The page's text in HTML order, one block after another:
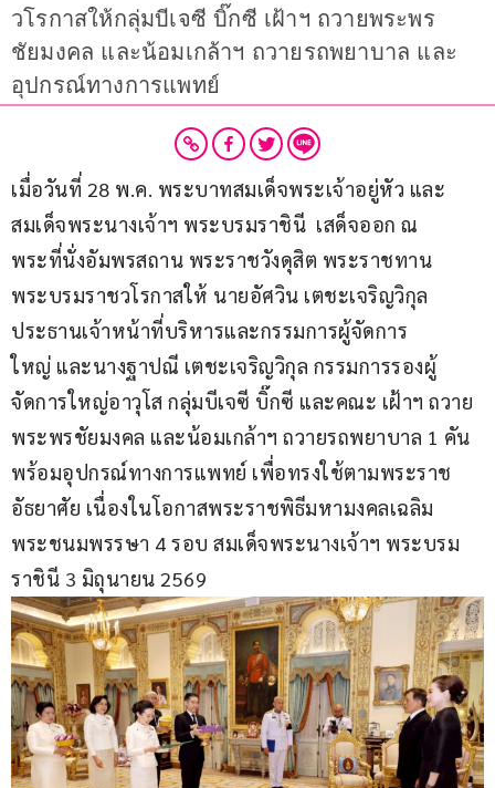
วโรกาสให้กลุ่มบีเจซี บิ๊กซี เฝ้าฯ ถวายพระพร
ชัยมงคล และน้อมเกล้าฯ ถวายรถพยาบาล และ
อุปกรณ์ทางการแพทย์
เมื่อวันที่ 28 พ.ค. พระบาทสมเด็จพระเจ้าอยู่หัว และ
สมเด็จพระนางเจ้าฯ พระบรมราชินี  เสด็จออก ณ
พระที่นั่งอัมพรสถาน พระราชวังดุสิต พระราชทาน
พระบรมราชวโรกาสให้ นายอัศวิน เตชะเจริญวิกุล
ประธานเจ้าหน้าที่บริหารและกรรมการผู้จัดการ
ใหญ่ และนางฐาปณี เตชะเจริญวิกุล กรรมการรองผู้
จัดการใหญ่อาวุโส กลุ่มบีเจซี บิ๊กซี และคณะ เฝ้าฯ ถวาย
พระพรชัยมงคล และน้อมเกล้าฯ ถวายรถพยาบาล 1 คัน
พร้อมอุปกรณ์ทางการแพทย์ เพื่อทรงใช้ตามพระราช
อัธยาศัย เนื่องในโอกาสพระราชพิธีมหามงคลเฉลิม
พระชนมพรรษา 4 รอบ สมเด็จพระนางเจ้าฯ พระบรม
ราชินี 3 มิถุนายน 2569